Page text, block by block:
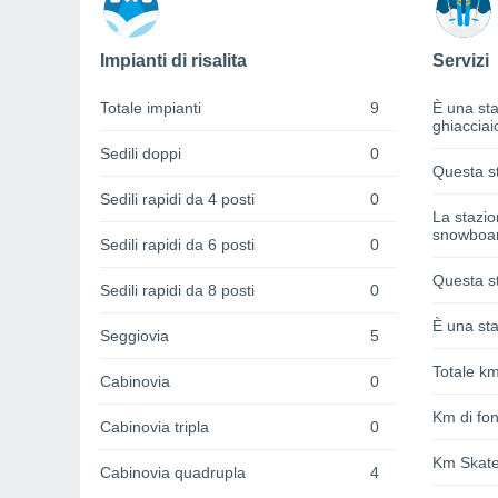
Impianti di risalita
Totale impianti 9
Sedili doppi 0
Sedili rapidi da 4 posti 0
Sedili rapidi da 6 posti 0
Sedili rapidi da 8 posti 0
Seggiovia 5
Cabinovia 0
Cabinovia tripla 0
Cabinovia quadrupla 4
Servizi
È una
Questa
La
Questa
È una
Totale
Km di
Km